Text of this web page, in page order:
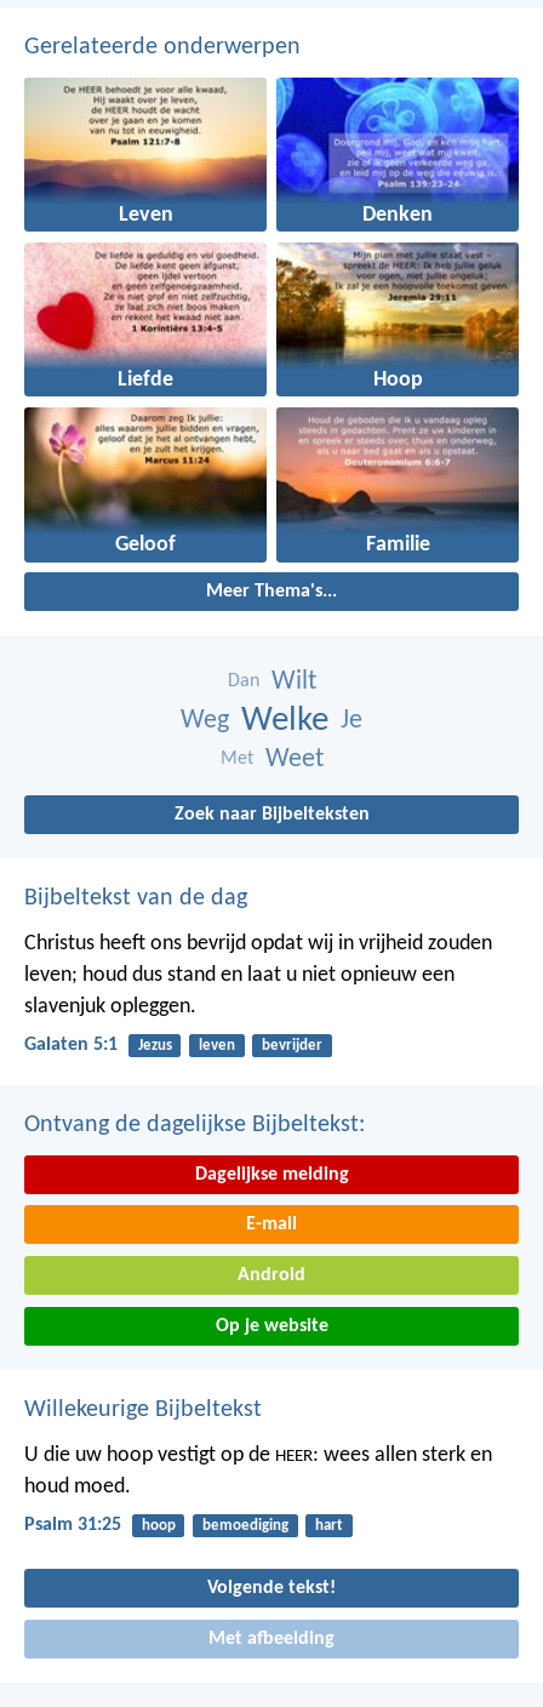
Gerelateerde onderwerpen
Leven Denken
Liefde Hoop
Geloof Familie
Meer Thema's...
Dan
Wilt
Weg Welke Je
Met Weet
Zoek naar Bijbelteksten
Bijbeltekst van de dag
Christus heeft ons bevrijd opdat wij in vrijheid zouden
leven; houd dus stand en laat u niet opnieuw een
slavenjuk opleggen.
Galaten 5:1 Jezus leven bevrijder
Ontvang de dagelijkse Bijbeltekst:
Dagelijkse melding
E-mail
Android
Op je website
Willekeurige Bijbeltekst
U die uw hoop vestigt op de HEER: wees allen sterk en
houd moed.
Psalm 31:25 hoop bemoediging hart
Volgende tekst!
Met afbeelding